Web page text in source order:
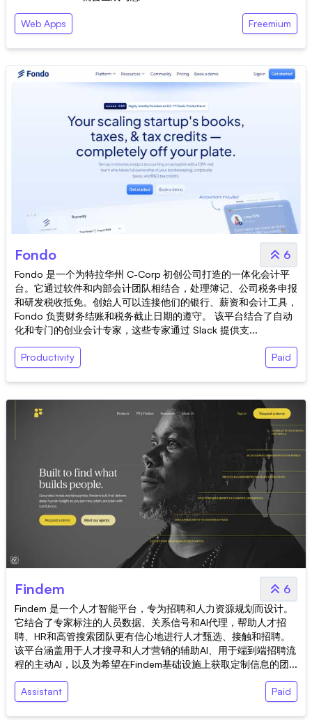
Web Apps Freemium
Fondo 6
Fondo 是一个为特拉华州 C-Corp 初创公司打造的一体化会计平
台。它通过软件和内部会计团队相结合，处理簿记、公司税务申报
和研发税收抵免。创始人可以连接他们的银行、薪资和会计工具，
Fondo 负责财务结账和税务截止日期的遵守。 该平台结合了自动
化和专门的创业会计专家，这些专家通过 Slack 提供支...
Productivity Paid
Findem 6
Findem 是一个人才智能平台，专为招聘和人力资源规划而设计。
它结合了专家标注的人员数据、关系信号和AI代理，帮助人才招
聘、HR和高管搜索团队更有信心地进行人才甄选、接触和招聘。
该平台涵盖用于人才搜寻和人才营销的辅助AI、用于端到端招聘流
程的主动AI，以及为希望在Findem基础设施上获取定制信息的团...
Assistant Paid